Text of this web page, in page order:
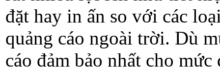
đặt hay in ấn so với các
quảng cáo ngoài trời. Dù
cáo đảm bảo nhất cho